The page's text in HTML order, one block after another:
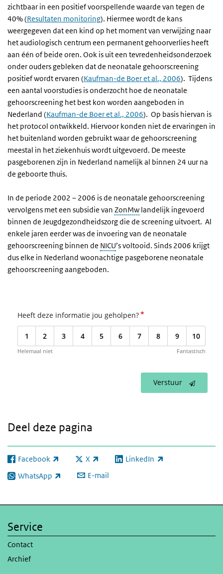
zichtbaar in een positief voorspellende waarde van tegen de
40% (Resultaten monitoring). Hiermee wordt de kans
weergegeven dat een kind op het moment van verwijzing naar
het audiologisch centrum een permanent gehoorverlies heeft
aan één of beide oren. Ook is uit een tevredenheidsonderzoek
onder ouders gebleken dat de neonatale gehoorscreening
positief wordt ervaren (Kaufman-de Boer et al., 2006). Tijdens
een aantal voorstudies is onderzocht hoe de neonatale
gehoorscreening het best kon worden aangeboden in
Nederland (Kaufman-de Boer et al., 2006). Op basis hiervan is
het protocol ontwikkeld. Hiervoor konden niet de ervaringen in
het buitenland worden gebruikt waar de gehoorscreening
meestal in het ziekenhuis wordt uitgevoerd. De meeste
pasgeborenen zijn in Nederland namelijk al binnen 24 uur na
de geboorte thuis.
In de periode 2002 – 2006 is de neonatale gehoorscreening
vervolgens met een subsidie van ZonMw landelijk ingevoerd
binnen de Jeugdgezondheidszorg die de screening uitvoert. Al
enkele jaren eerder was de invoering van de neonatale
gehoorscreening binnen de NICU’s voltooid. Sinds 2006 krijgt
dus elke in Nederland woonachtige pasgeborene neonatale
gehoorscreening aangeboden.
Heeft deze informatie jou geholpen?*
1 2 3 4 5 6 7 8 9 10
Helemaal niet Fantastisch
Verstuur
Deel deze pagina
Facebook
(externe link) X
(externe link) LinkedIn
(externe link)
WhatsApp
(externe link) E-mail
Service
Contact
Archief